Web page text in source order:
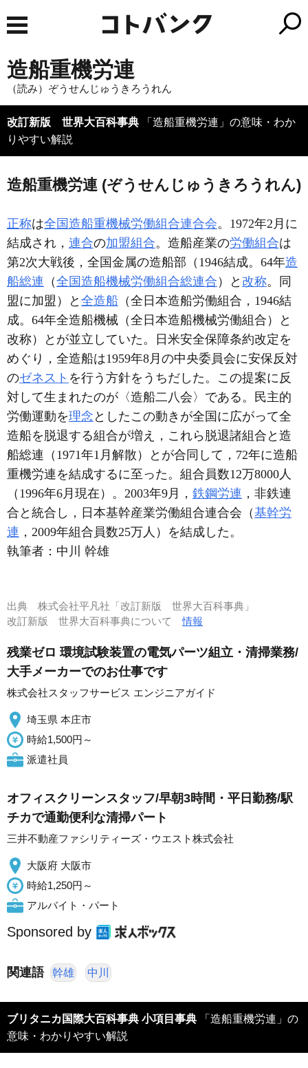
造船重機労連
（読み）ぞうせんじゅうきろうれん
改訂新版 世界大百科事典 「造船重機労連」の意味・わか
りやすい解説
造船重機労連 (ぞうせんじゅうきろうれん)
正称は全国造船重機械労働組合連合会。1972年2月に
結成され， 連合の加盟組合。造船産業の労働組合は
第2次大戦後，全国金属の造船部（1946結成。64年造
船総連 （全国造船機械労働組合総連合 ）と 改称。同
盟に加盟）と 全造船 （全日本造船労働組合，1946結
成。64年全造船機械（全日本造船機械労働組合）と
改称）とが並立していた。日米安全保障条約改定を
めぐり，全造船は1959年8月の中央委員会に安保反対
のゼネスト を行う方針をうちだした。この提案に反
対して生まれたのが〈造船二八会〉である。民主的
労働運動を理念 としたこの動きが全国に広がって全
造船を脱退する組合が増え，これら脱退諸組合と造
船総連（1971年1月解散）とが合同して，72年に造船
重機労連を結成するに至った。組合員数12万8000人
（1996年6月現在）。2003年9月， 鉄鋼労連 ，非鉄連
合と統合し，日本基幹産業労働組合連合会（基幹労
連 ，2009年組合員数25万人）を結成した。
執筆者： 中川 幹雄
出典 株式会社平凡社「改訂新版 世界大百科事典」
改訂新版 世界大百科事典について情報
残業ゼロ 環境試験装置の電気パーツ組立・清掃業務/
大手メーカーでのお仕事です
株式会社スタッフサービス エンジニアガイド
埼玉県 本庄市
時給1,500円～
派遣社員
オフィスクリーンスタッフ/早朝3時間・平日勤務/駅
チカで通勤便利な清掃パート
三井不動産ファシリティーズ・ウエスト株式会社
大阪府 大阪市
時給1,250円～
アルバイト・パート
Sponsored by
関連語 幹雄 中川
ブリタニカ国際大百科事典 小項目事典 「造船重機労連」の
意味・わかりやすい解説